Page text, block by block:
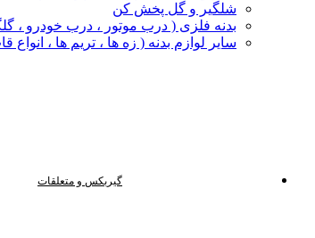
شلگیر و گل‌ پخش‌ کن
بدنه فلزی ( درب موتور ، درب خودرو ،
سایر لوازم بدنه ( زه ها ، تریم ها ،
گیربکس و متعلقات